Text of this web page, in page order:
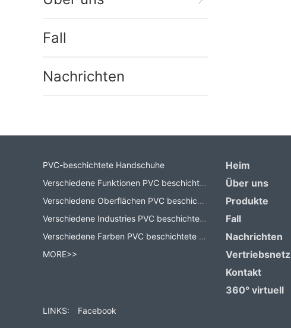
Fall
Nachrichten
PVC-beschichtete Handschuhe
Verschiedene Funktionen PVC beschichtete Handschuhe
Verschiedene Oberflächen PVC beschichtete Handschuhe
Verschiedene Industries PVC beschichtete Handschuhe
Verschiedene Farben PVC beschichtete Handschuhe
MORE>>
Heim
Über uns
Produkte
Fall
Nachrichten
Vertriebsnetz
Kontakt
360° virtuell
LINKS: Facebook